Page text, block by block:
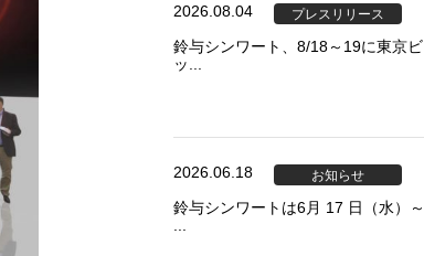
2026.08.04 プレスリリース
鈴与シンワート、8/18～19に東京ビ
ッ...
2026.06.18 お知らせ
鈴与シンワートは6月 17 日（水）～